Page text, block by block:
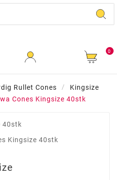
0
Rullet Cones
Kingsize
Cones Kingsize 40stk